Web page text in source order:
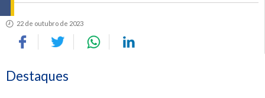
22 de outubro de 2023
Destaques